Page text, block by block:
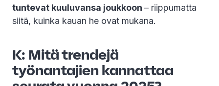
tuntevat kuuluvansa joukkoon – riippumatta
siitä, kuinka kauan he ovat mukana.
K: Mitä trendejä
työnantajien kannattaa